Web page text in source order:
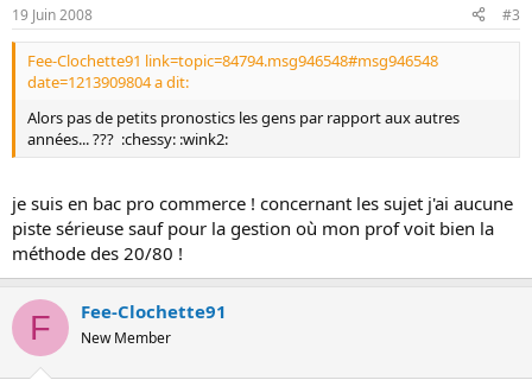
19 Juin 2008 #3
Fee-Clochette91 link=topic=84794.msg946548#msg946548
date=1213909804 a dit:
Alors pas de petits pronostics les gens par rapport aux autres
années... ??? :chessy: :wink2:
je suis en bac pro commerce ! concernant les sujet j'ai aucune
piste sérieuse sauf pour la gestion où mon prof voit bien la
méthode des 20/80 !
F Fee-Clochette91
New Member